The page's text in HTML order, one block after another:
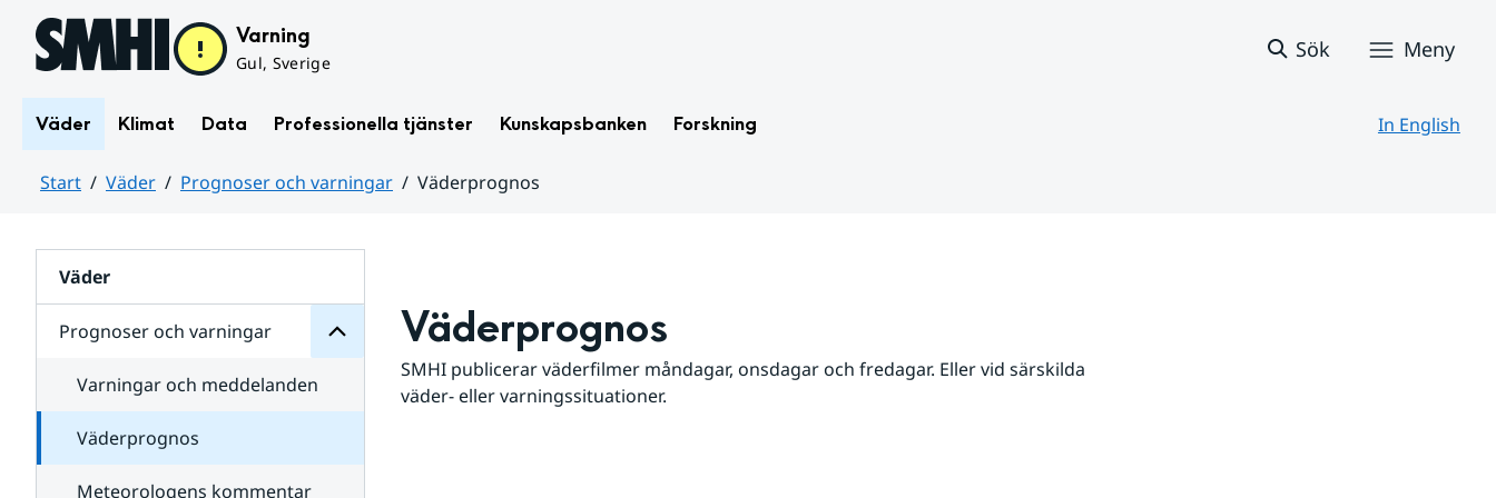
Hoppa till sidans innehåll Varning
Gul, Sverige
Sök Meny
Väder Klimat Data Professionella tjänster Kunskapsbanken Forskning In English
Start Väder Prognoser och varningar
Väderprognos
Väder
Prognoser och varningar
för
varningar
Varningar och meddelanden
Väderprognos
Meteorologens kommentar
Väderprognos
SMHI publicerar väderfilmer måndagar, onsdagar och fredagar. Eller vid särskilda
väder- eller varningssituationer.